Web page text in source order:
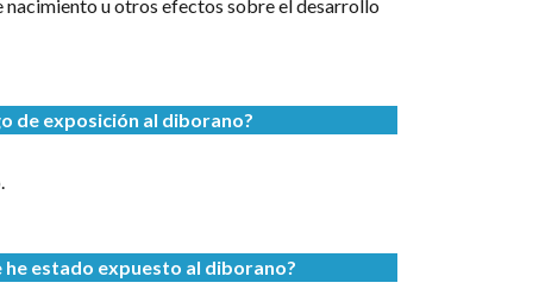
u otros efectos sobre el desarrollo
de exposición al diborano?
he estado expuesto al diborano?